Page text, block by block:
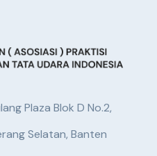
Plaza Blok D No.2,
Selatan, Banten